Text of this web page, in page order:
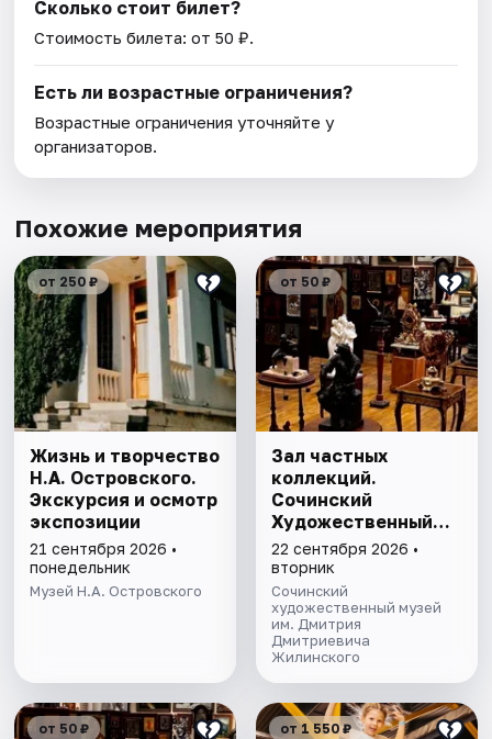
Сколько стоит билет?
Стоимость билета: от 50 ₽.
Есть ли возрастные ограничения?
Возрастные ограничения уточняйте у
организаторов.
Похожие мероприятия
от 250 ₽
Жизнь и творчество
Н.А. Островского.
Экскурсия и осмотр
экспозиции
21 сентября 2026 •
понедельник
Музей Н.А. Островского
от 50 ₽
Зал частных
коллекций.
Сочинский
Художественный
музей им. Д.Д.
Жилинского
22 сентября 2026 •
вторник
Сочинский
художественный музей
им. Дмитрия
Дмитриевича
Жилинского
от 50 ₽ от 1 550 ₽